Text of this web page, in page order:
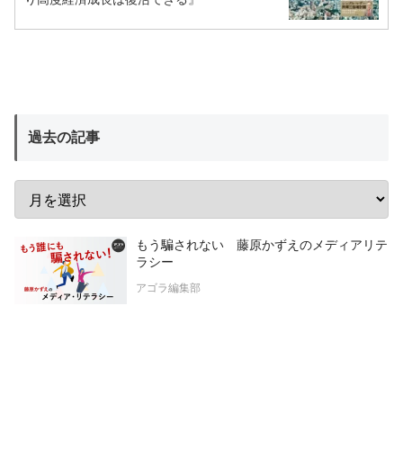
過去の記事
もう騙されない 藤原かずえのメディアリテ
ラシー
アゴラ編集部